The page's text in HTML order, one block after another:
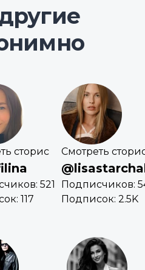
сторис
521
117
Смотреть
Подписчиков:
Подписок: 2.5K